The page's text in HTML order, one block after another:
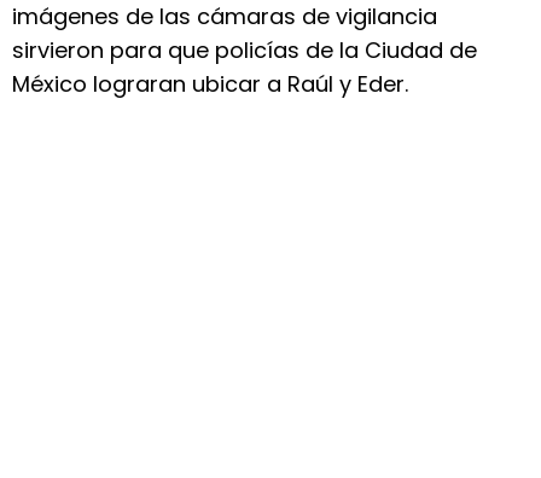
imágenes de las cámaras de vigilancia
sirvieron para que policías de la Ciudad de
México lograran ubicar a Raúl y Eder.